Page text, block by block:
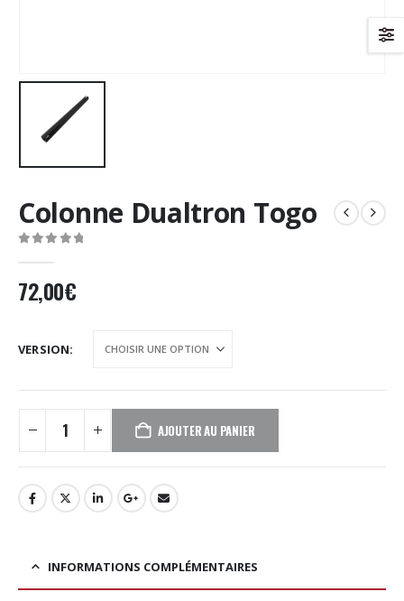
Colonne Dualtron Togo
72,00€
VERSION
AJOUTER AU PANIER
INFORMATIONS COMPLÉMENTAIRES